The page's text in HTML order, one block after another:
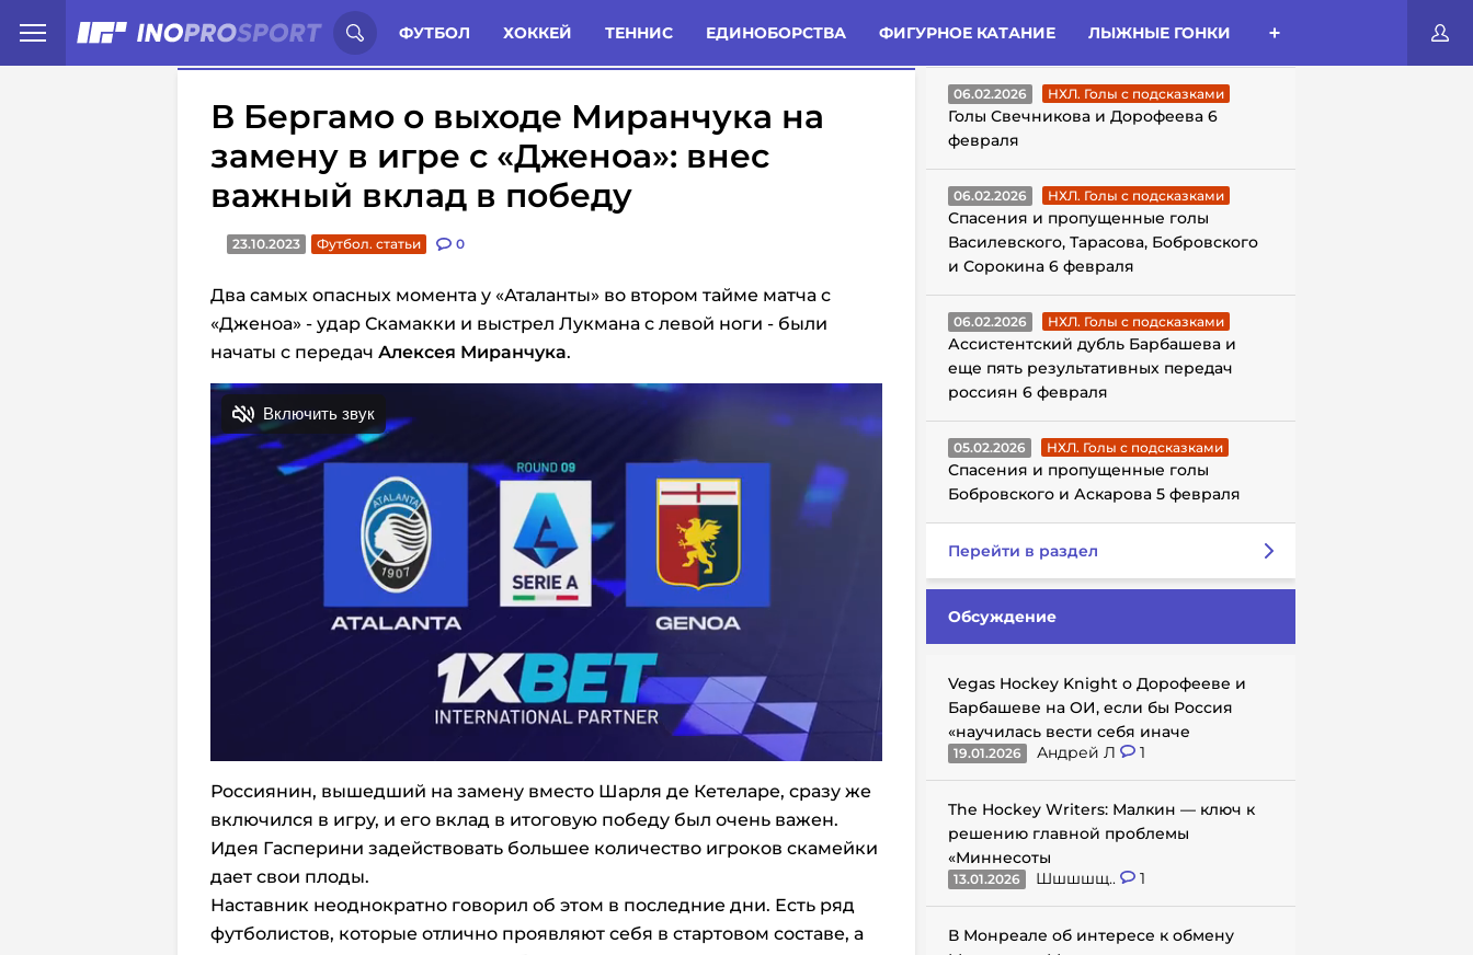
ФУТБОЛ ХОККЕЙ ТЕННИС ЕДИНОБОРСТВА ФИГУРНОЕ КАТАНИЕ ЛЫЖНЫЕ ГОНКИ
Иностранцы о спорте России: Статьи Комменты Новости
В Бергамо о выходе Миранчука на
замену в игре с «Дженоа»: внес
важный вклад в победу
23.10.2023 Футбол. статьи 0
Два самых опасных момента у «Аталанты» во втором тайме матча с
«Дженоа» - удар Скамакки и выстрел Лукмана с левой ноги - были
начаты с передач Алексея Миранчука.
Россиянин, вышедший на замену вместо Шарля де Кетеларе, сразу же
включился в игру, и его вклад в итоговую победу был очень важен.
Идея Гасперини задействовать большее количество игроков скамейки
дает свои плоды.
Наставник неоднократно говорил об этом в последние дни. Есть ряд
футболистов, которые отлично проявляют себя в стартовом составе, а
ГОЛЫ С ПОДСКАЗКАМИ
06.02.2026 НХЛ. Голы с подсказками
Голы Свечникова и Дорофеева 6
февраля
06.02.2026 НХЛ. Голы с подсказками
Спасения и пропущенные голы
Василевского, Тарасова, Бобровского
и Сорокина 6 февраля
06.02.2026 НХЛ. Голы с подсказками
Ассистентский дубль Барбашева и
еще пять результативных передач
россиян 6 февраля
05.02.2026 НХЛ. Голы с подсказками
Спасения и пропущенные голы
Бобровского и Аскарова 5 февраля
Перейти в раздел
Обсуждение
Vegas Hockey Knight о Дорофееве и
Барбашеве на ОИ, если бы Россия
«научилась вести себя иначе
19.01.2026 Андрей Л 1
The Hockey Writers: Малкин — ключ к
решению главной проблемы
«Миннесоты
13.01.2026 Шшшшщ.. 1
В Монреале об интересе к обмену